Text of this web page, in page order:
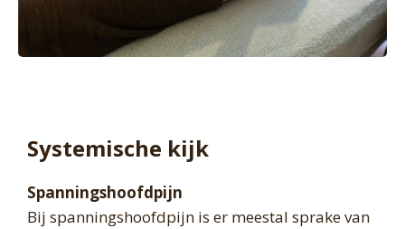
Systemische kijk
Spanningshoofdpijn
Bij spanningshoofdpijn is er meestal sprake van